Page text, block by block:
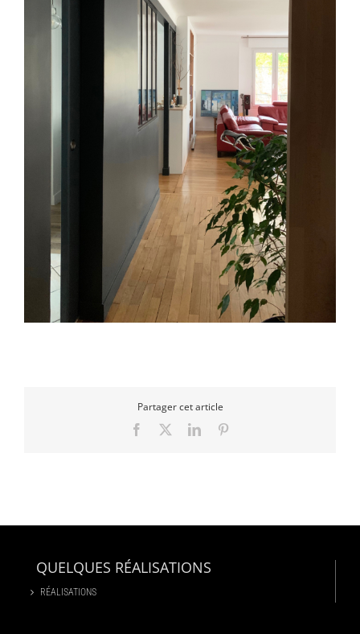
Partager cet article
Facebook LinkedIn
QUELQUES RÉALISATIONS
RÉALISATIONS